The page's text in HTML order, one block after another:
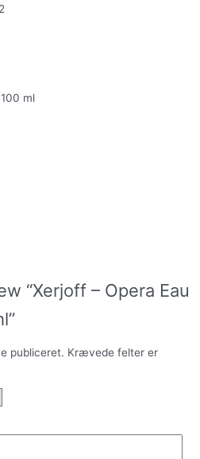
ml
“Xerjoff – Opera Eau
publiceret. Krævede felter er